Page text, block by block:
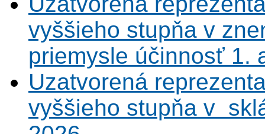
vyššieho stupňa v
priemysle účinnosť 1.
Uzatvorená
vyššieho stupňa v